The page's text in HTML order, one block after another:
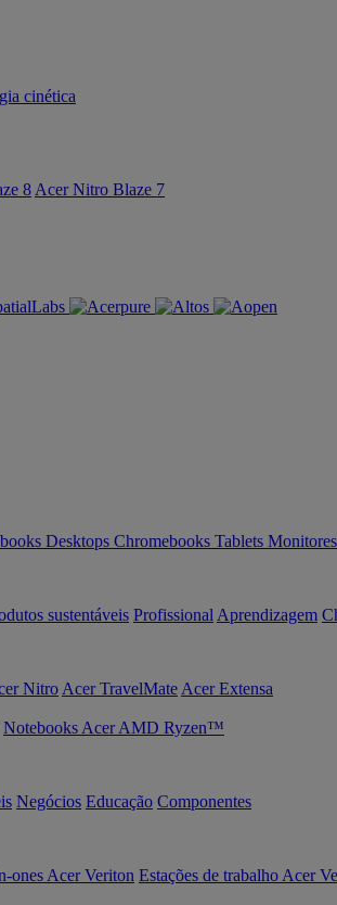
cinética
8 Acer Nitro Blaze 7
Desktops Chromebooks Tablets Monitores
sustentáveis Profissional Aprendizagem
Nitro Acer TravelMate Acer Extensa
Notebooks Acer AMD Ryzen™
Negócios Educação Componentes
ones Acer Veriton Estações de trabalho Acer